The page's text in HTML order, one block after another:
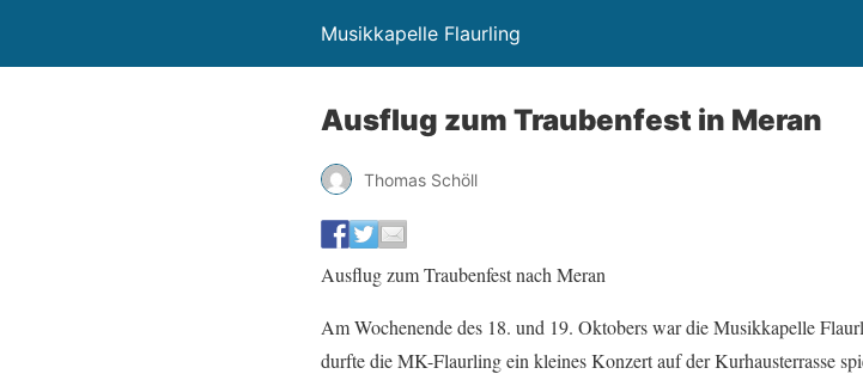
Musikkapelle Flaurling
Ausflug zum Traubenfest in Meran
Thomas Schöll
Ausflug zum Traubenfest nach Meran
Am Wochenende des 18. und 19. Oktobers war die Musikkapelle
durfte die MK-Flaurling ein kleines Konzert auf der Kurhausterrasse